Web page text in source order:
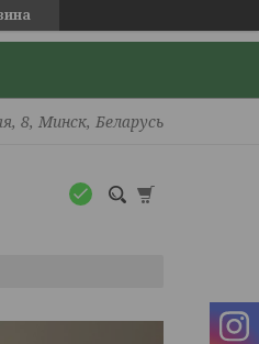
8, Минск, Беларусь